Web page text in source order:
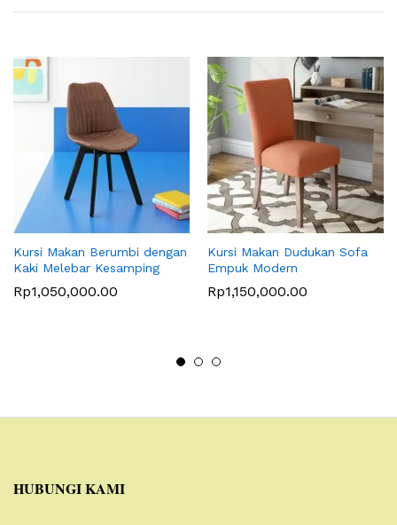
Kursi Makan Berumbi dengan
Kaki Melebar Kesamping
Rp1,050,000.00
Kursi Makan Dudukan Sofa
Empuk Modern
Rp1,150,000.00
HUBUNGI KAMI